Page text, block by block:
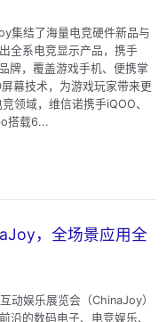
集结了海量电竞硬件新品与
全系电竞显示产品，携手
牌，覆盖游戏手机、便携掌
幕技术，为游戏玩家带来更
领域，维信诺携手iQOO、
搭载6...
，全场景应用全
动娱乐展览会（ChinaJoy）
沿的数码电子、电竞娱乐、